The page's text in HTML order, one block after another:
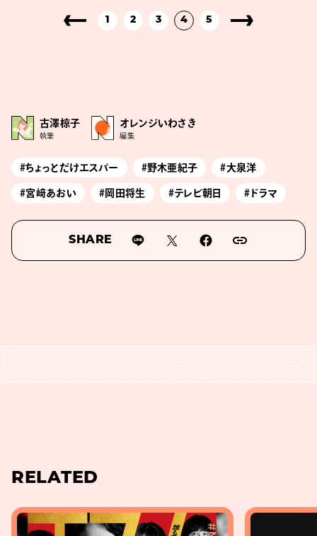
1 2 3 4 5
古澤椋子
執筆
オレンジいわさき
編集
#ちょっとだけエスパー #野木亜紀子 #大泉洋
#宮﨑あおい #岡田将生 #テレビ朝日 #ドラマ
SHARE
RELATED